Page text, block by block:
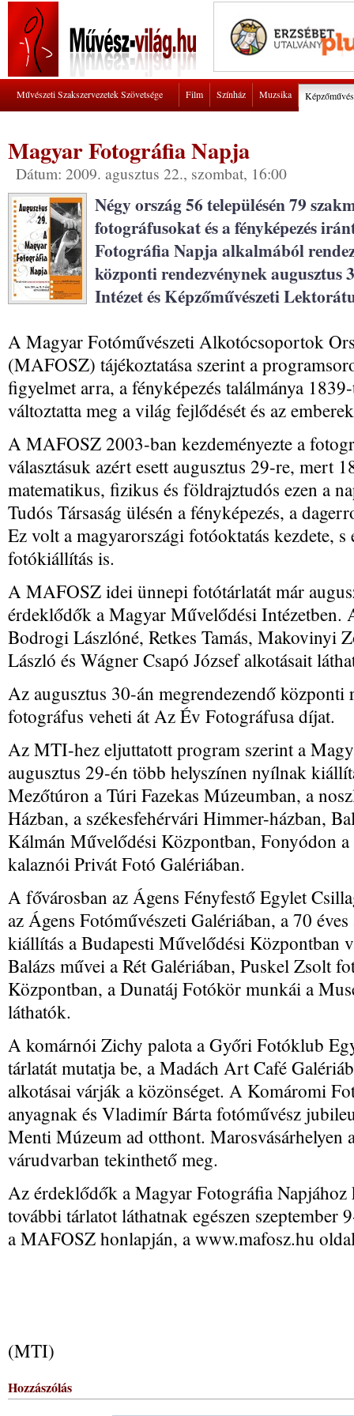
Művészeti Szakszervezetek Szövetsége Film Színház Muzsika
Magyar Fotográfia Napja
Dátum: 2009. agusztus 22., szombat, 16:00
Négy ország 56 településén 79
fotográfusokat és a fényképezés
Fotográfia Napja alkalmából
központi rendezvénynek augusztus
Intézet és Képzőművészeti
A Magyar Fotóművészeti Alkotócsoportok
(MAFOSZ) tájékoztatása szerint a
figyelmet arra, a fényképezés találmánya
változtatta meg a világ fejlődését és az
A MAFOSZ 2003-ban kezdeményezte a
választásuk azért esett augusztus 29-re, mert
matematikus, fizikus és földrajztudós ezen a
Tudós Társaság ülésén a fényképezés, a
Ez volt a magyarországi fotóoktatás kezdete,
fotókiállítás is.
A MAFOSZ idei ünnepi fotótárlatát már
érdeklődők a Magyar Művelődési Intézetben.
Bodrogi Lászlóné, Retkes Tamás, Makovinyi
László és Wágner Csapó József alkotásait
Az augusztus 30-án megrendezendő központi
fotográfus veheti át Az Év Fotográfusa díjat.
Az MTI-hez eljuttatott program szerint a
augusztus 29-én több helyszínen nyílnak
Mezőtúron a Túri Fazekas Múzeumban, a
Házban, a székesfehérvári Himmer-házban,
Kálmán Művelődési Központban, Fonyódon
kalaznói Privát Fotó Galériában.
A fővárosban az Ágens Fényfestő Egylet
az Ágens Fotóművészeti Galériában, a 70
kiállítás a Budapesti Művelődési Központban
Balázs művei a Rét Galériában, Puskel Zsolt
Központban, a Dunatáj Fotókör munkái a
láthatók.
A komárnói Zichy palota a Győri Fotóklub
tárlatát mutatja be, a Madách Art Café
alkotásai várják a közönséget. A Komáromi
anyagnak és Vladimír Bárta fotóművész
Menti Múzeum ad otthont. Marosvásárhelyen
várudvarban tekinthető meg.
Az érdeklődők a Magyar Fotográfia Napjához
további tárlatot láthatnak egészen szeptember
a MAFOSZ honlapján, a www.mafosz.hu
(MTI)
Hozzászólás